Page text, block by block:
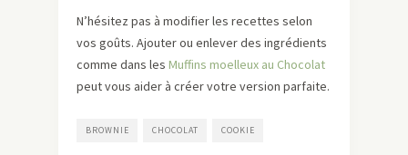
N’hésitez pas à modifier les recettes selon
vos goûts. Ajouter ou enlever des ingrédients
comme dans les Muffins moelleux au Chocolat
peut vous aider à créer votre version parfaite.
BROWNIE CHOCOLAT COOKIE